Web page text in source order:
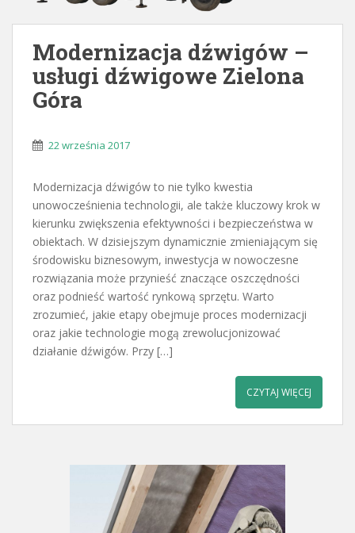
Modernizacja dźwigów –
usługi dźwigowe Zielona
Góra
22 września 2017
Modernizacja dźwigów to nie tylko kwestia
unowocześnienia technologii, ale także kluczowy krok w
kierunku zwiększenia efektywności i bezpieczeństwa w
obiektach. W dzisiejszym dynamicznie zmieniającym się
środowisku biznesowym, inwestycja w nowoczesne
rozwiązania może przynieść znaczące oszczędności
oraz podnieść wartość rynkową sprzętu. Warto
zrozumieć, jakie etapy obejmuje proces modernizacji
oraz jakie technologie mogą zrewolucjonizować
działanie dźwigów. Przy […]
CZYTAJ WIĘCEJ